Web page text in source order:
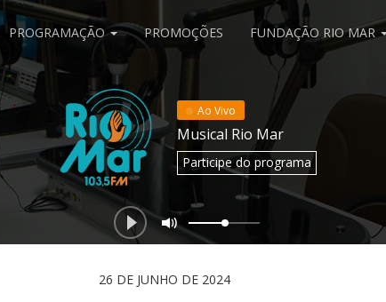
PROGRAMAÇÃO PROMOÇÕES FUNDAÇÃO RIO MAR
Ao Vivo
Musical Rio Mar
Participedo programa
26 DE JUNHO DE 2024